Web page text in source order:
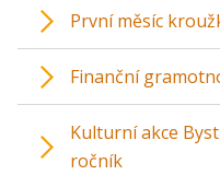
První měsíc
Finanční
Kulturní akce
ročník